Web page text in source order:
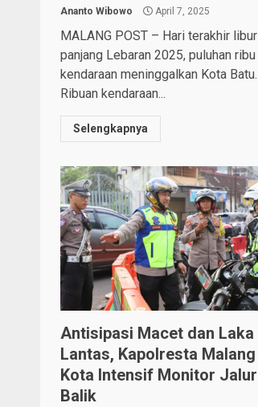
Ananto Wibowo April 7, 2025
MALANG POST – Hari terakhir libur
panjang Lebaran 2025, puluhan ribu
kendaraan meninggalkan Kota Batu.
Ribuan kendaraan...
Selengkapnya
Antisipasi Macet dan Laka
Lantas, Kapolresta Malang
Kota Intensif Monitor Jalur
Balik